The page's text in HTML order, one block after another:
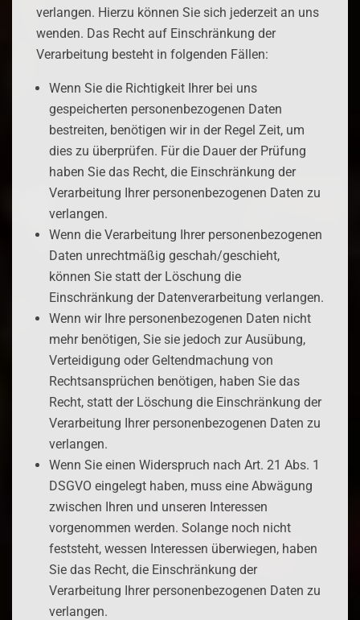
verlangen. Hierzu können Sie sich jederzeit an uns
wenden. Das Recht auf Einschränkung der
Verarbeitung besteht in folgenden Fällen:
Wenn Sie die Richtigkeit Ihrer bei uns
gespeicherten personenbezogenen Daten
bestreiten, benötigen wir in der Regel Zeit, um
dies zu überprüfen. Für die Dauer der Prüfung
haben Sie das Recht, die Einschränkung der
Verarbeitung Ihrer personenbezogenen Daten zu
verlangen.
Wenn die Verarbeitung Ihrer personenbezogenen
Daten unrechtmäßig geschah/geschieht,
können Sie statt der Löschung die
Einschränkung der Datenverarbeitung verlangen.
Wenn wir Ihre personenbezogenen Daten nicht
mehr benötigen, Sie sie jedoch zur Ausübung,
Verteidigung oder Geltendmachung von
Rechtsansprüchen benötigen, haben Sie das
Recht, statt der Löschung die Einschränkung der
Verarbeitung Ihrer personenbezogenen Daten zu
verlangen.
Wenn Sie einen Widerspruch nach Art. 21 Abs. 1
DSGVO eingelegt haben, muss eine Abwägung
zwischen Ihren und unseren Interessen
vorgenommen werden. Solange noch nicht
feststeht, wessen Interessen überwiegen, haben
Sie das Recht, die Einschränkung der
Verarbeitung Ihrer personenbezogenen Daten zu
verlangen.